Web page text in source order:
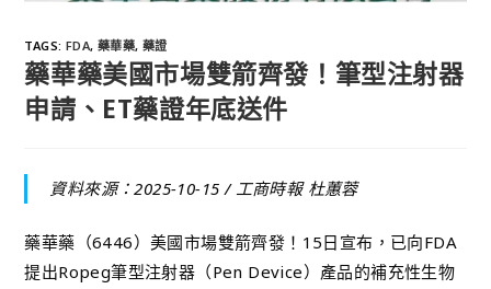
TAGS: FDA, 藥華藥, 藥證
藥華藥美國市場雙箭齊發！筆型注射器
申請、ET藥證年底送件
資料來源：2025-10-15 /工商時報 杜蕙蓉
藥華藥（6446）美國市場雙箭齊發！15日宣布，已向FDA
提出Ropeg筆型注射器（Pen Device）產品的補充性生物